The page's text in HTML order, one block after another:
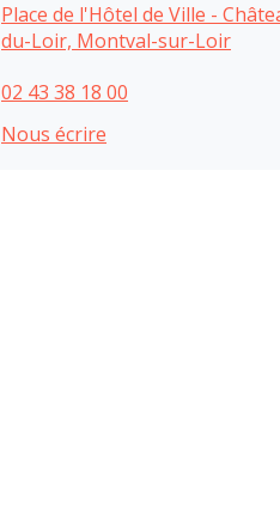
Place de l'Hôtel de Ville -
du-Loir, Montval-sur-Loir
02 43 38 18 00
Nous écrire